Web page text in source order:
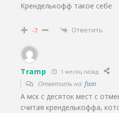
Кренделькофф такое себе
-7 Ответить
Tramp 1 месяц назад
Ответить на fixin
А мск с десяток мест с
считая кренделькоффа,